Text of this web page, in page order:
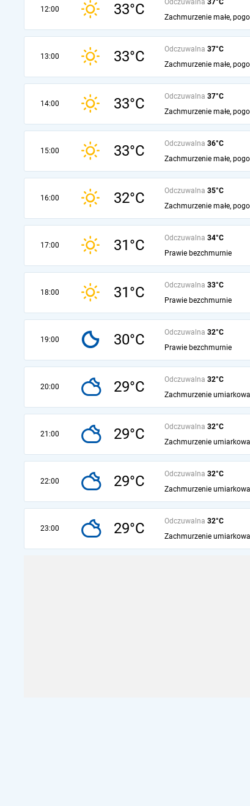
12:00 33°C
Zachmurzenie małe,
13:00 33°C Odczuwalna 37°C
Zachmurzenie małe,
14:00 33°C Odczuwalna 37°C
Zachmurzenie małe,
15:00 33°C Odczuwalna 36°C
Zachmurzenie małe,
16:00 32°C Odczuwalna 35°C
Zachmurzenie małe,
17:00 31°C Odczuwalna 34°C
Prawie bezchmurnie
18:00 31°C Odczuwalna 33°C
Prawie bezchmurnie
19:00 30°C Odczuwalna 32°C
Prawie bezchmurnie
20:00 29°C Odczuwalna 32°C
Zachmurzenie
21:00 29°C Odczuwalna 32°C
Zachmurzenie
22:00 29°C Odczuwalna 32°C
Zachmurzenie
23:00 29°C Odczuwalna 32°C
Zachmurzenie